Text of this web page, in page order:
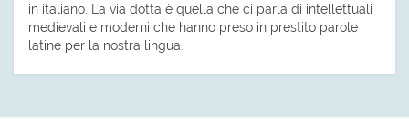
in italiano. La via dotta è quella che ci parla di intellettuali
medievali e moderni che hanno preso in prestito parole
latine per la nostra lingua.